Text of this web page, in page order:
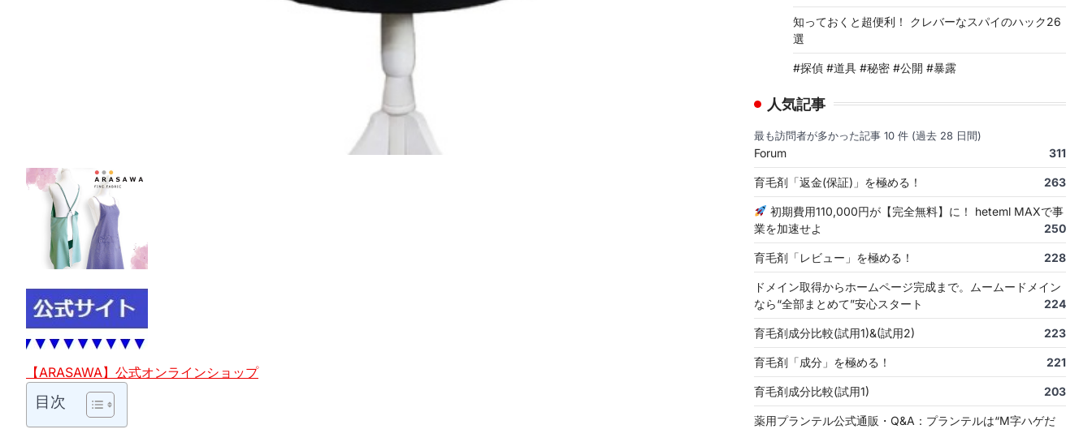
【ARASAWA】公式オンラインショップ
目次
知っておくと超便利！ クレバーなスパイのハック26
選
#探偵 #道具 #秘密 #公開 #暴露
人気記事
最も訪問者が多かった記事 10 件 (過去 28 日間)
Forum 311
育毛剤「返金(保証)」を極める！ 263
初期費用110,000円が【完全無料】に！ heteml MAXで事
業を加速せよ
250
育毛剤「レビュー」を極める！ 228
ドメイン取得からホームページ完成まで。ムームードメイン
なら“全部まとめて”安心スタート
224
育毛剤成分比較(試用1)&(試用2) 223
育毛剤「成分」を極める！ 221
育毛剤成分比較(試用1) 203
薬用プランテル公式通販・Q&A：プランテルは“M字ハゲだ